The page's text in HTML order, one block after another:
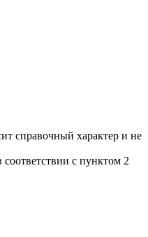
справочный характер и не
с пунктом 2